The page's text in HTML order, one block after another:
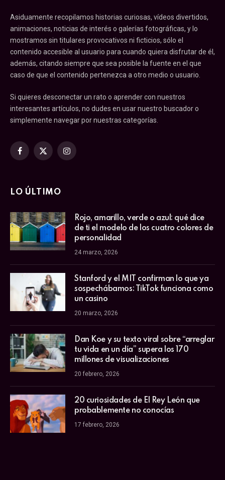
Asiduamente recopilamos historias curiosas, vídeos divertidos,
animaciones, noticias de interés o galerías fotográficas, y lo
mostramos sin titulares provocativos ni ficticios, sólo el
contenido accesible al usuario para cuando quiera disfrutar de él,
además, citando siempre que sea posible la fuente en el que
caso de que el contenido pertenezca a otro medio o usuario.
Si quieres desconectar un rato o aprender con nuestros
interesantes artículos, no dudes en usar nuestro buscador o
simplemente navegar por nuestras categorías.
Facebook
X
Instagram
LO ÚLTIMO
Rojo, amarillo, verde o azul: qué dice
de ti el modelo de los cuatro colores de
personalidad
24 marzo, 2026
Stanford y el MIT confirman lo que ya
sospechábamos: TikTok funciona como
un casino
20 marzo, 2026
Dan Koe y su texto viral sobre “arreglar
tu vida en un día” supera los 170
millones de visualizaciones
20 febrero, 2026
20 curiosidades de El Rey León que
probablemente no conocías
17 febrero, 2026